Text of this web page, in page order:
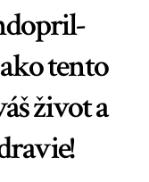
tento
život a